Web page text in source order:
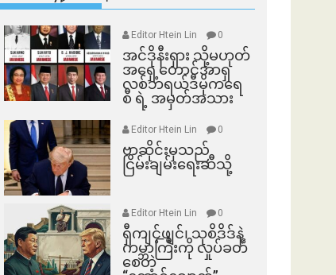
Editor Htein Lin 0
အင်ဒိုနီးရှား သို့မဟုတ်
အရှေ့တောင်အာရှ
လစ်ဘရယ်ဒီမိုကရေ
စီ ရဲ့ အမှတ်အသား
Editor Htein Lin 0
ဗာဆိုင်းမှသည်
ငြိမ်းချမ်းရေးဆီသို့
Editor Htein Lin 0
ရှီကျင့်ဖျင်၊ သုစိဒိဒ်နဲ့
ကမ္ဘာကြီးကို လှုပ်ခတ်
စေတဲ့